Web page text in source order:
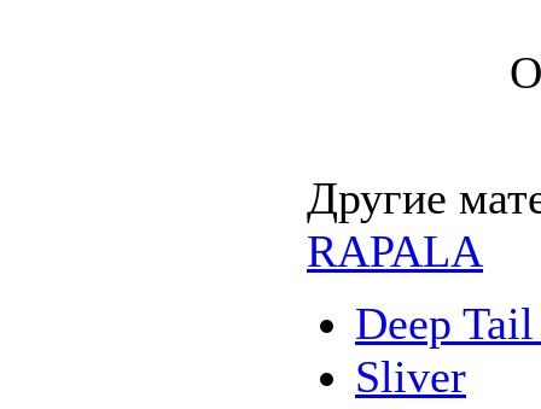
Другие
RAPALA
Deep
Sliver